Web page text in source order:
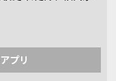
プリ